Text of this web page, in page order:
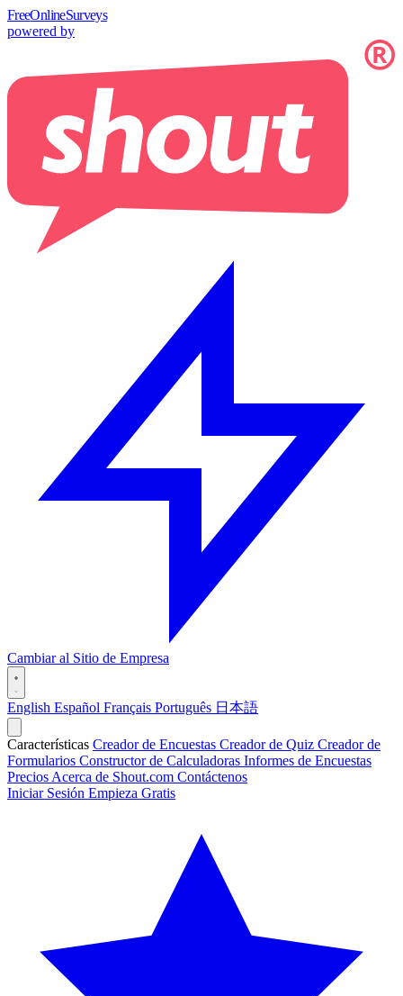
FreeOnlineSurveys
powered by
Cambiar al Sitio de Empresa
English Español Français Português 日本語
Características Creador de Encuestas Creador de Quiz Creador de
Formularios Constructor de Calculadoras Informes de Encuestas
Precios Acerca de Shout.com Contáctenos
Iniciar Sesión Empieza Gratis